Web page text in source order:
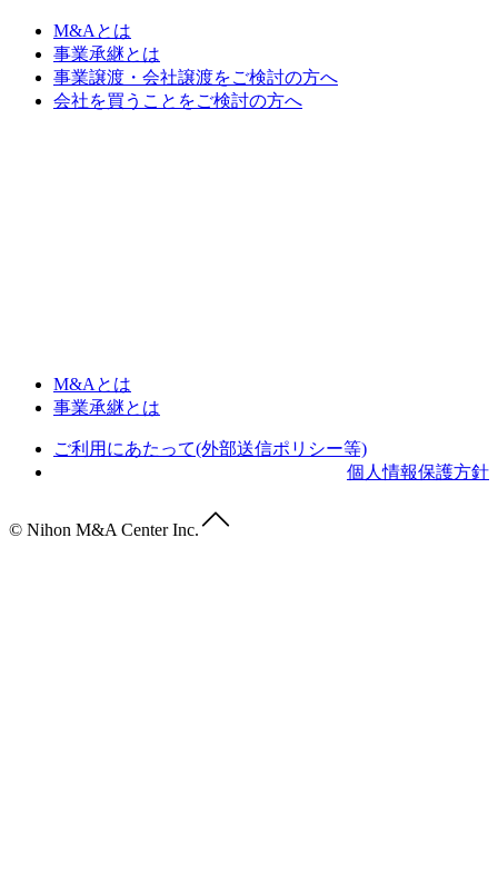
M&Aとは
事業承継とは
事業譲渡・会社譲渡をご検討の方へ
会社を買うことをご検討の方へ
M&Aとは
事業承継とは
ご利用にあたって(外部送信ポリシー等)
個人情報保護方針
© Nihon M&A Center Inc.